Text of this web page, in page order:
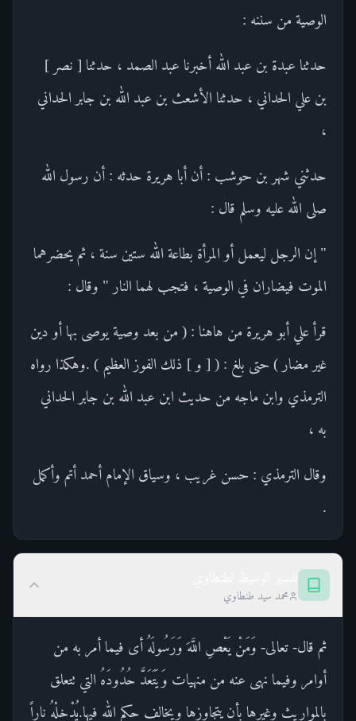
الوصية من سننه :
حدثنا عبدة بن عبد الله أخبرنا عبد الصمد ، حدثنا [ نصر ]
بن علي الحداني ، حدثنا الأشعث بن عبد الله بن جابر الحداني
،
حدثني شهر بن حوشب : أن أبا هريرة حدثه : أن رسول الله
صلى الله عليه وسلم قال :
" إن الرجل ليعمل أو المرأة بطاعة الله ستين سنة ، ثم يحضرهما
الموت فيضاران في الوصية ، فتجب لهما النار " وقال :
قرأ علي أبو هريرة من هاهنا : ( من بعد وصية يوصى بها أو دين
غير مضار ) حتى بلغ : ( [ و ] ذلك الفوز العظيم ) .وهكذا رواه
الترمذي وابن ماجه من حديث ابن عبد الله بن جابر الحداني
به ،
وقال الترمذي : حسن غريب ، وسياق الإمام أحمد أتم وأكمل
.
محمد سيد طنطاوي
ثم قال- تعالى- وَمَنْ يَعْصِ اللَّهَ وَرَسُولَهُ أى فيما أمر به من
أوامر وفيما نهى عنه من منهيات وَيَتَعَدَّ حُدُودَهُ التي تتعلق
بالمواريث وغيرها بأن يتجاوزها ويخالف حكم الله فيها.يُدْخِلْهُ ناراً